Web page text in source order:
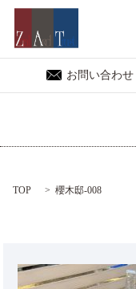
お問い合わせ
TOP 櫻木邸-008